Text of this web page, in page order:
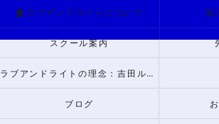
🏠ラブアンドライトについて 個
スクール案内
ラブアンドライトの理念：吉田ルナからのメッセージ
ブログ